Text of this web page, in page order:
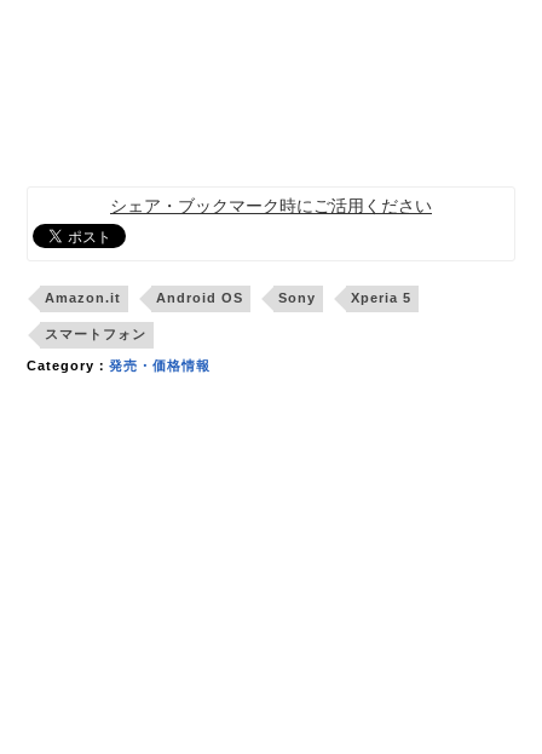
シェア・ブックマーク時にご活用ください
Amazon.it Android OS Sony Xperia 5
スマートフォン
Category：発売・価格情報